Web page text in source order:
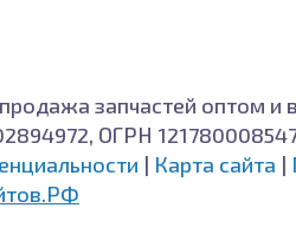
запчастей оптом и
ОГРН
| Карта сайта |